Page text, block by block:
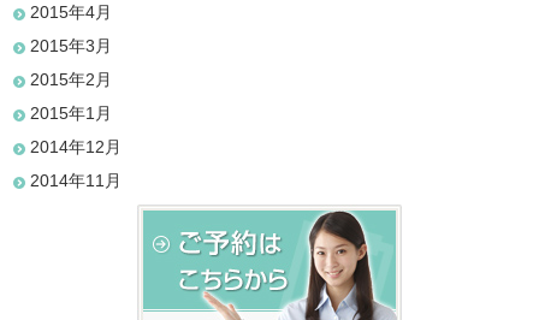
2015年4月
2015年3月
2015年2月
2015年1月
2014年12月
2014年11月